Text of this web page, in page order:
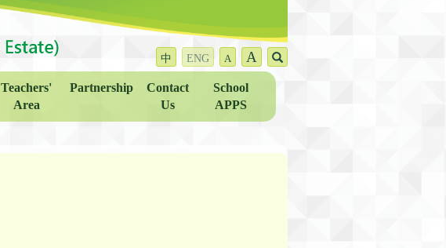
中 ENG A A
Teachers'
Area
Partnership
Contact
Us
School
APPS